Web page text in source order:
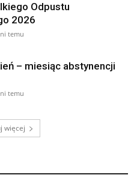
Odpustu
2026
temu
– miesiąc abstynencji
temu
więcej